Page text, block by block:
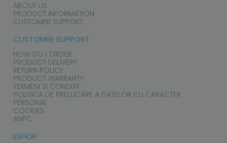
ABOUT US
PRODUCT INFORMATION
CUSTOMER SUPPORT
CUSTOMER SUPPORT
HOW DO I ORDER
PRODUCT DELIVERY
RETURN POLICY
PRODUCT WARRANTY
TERMENI SI CONDITII
POLITICA DE PRELUCARE A DATELOR CU CARACTER
PERSONAL
COOKIES
ANPC
ESHOP